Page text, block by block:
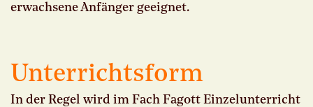
erwachsene Anfänger geeignet.
Unterrichtsform
In der Regel wird im Fach Fagott Einzelunterricht